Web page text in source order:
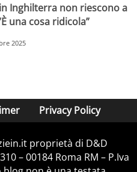
Inghilterra non riescono a
una cosa ridicola”
2025
Privacy Policy
proprietà di D&D
– 00184 Roma RM – P.Iva